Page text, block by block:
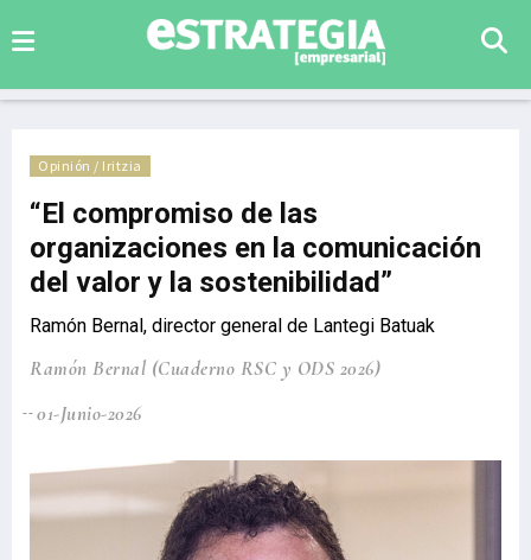
Opinión / Iritzia
“El compromiso de las
organizaciones en la comunicación
del valor y la sostenibilidad”
Ramón Bernal, director general de Lantegi Batuak
Ramón Bernal (Cuaderno RSC y ODS 2026)
01-Junio-2026